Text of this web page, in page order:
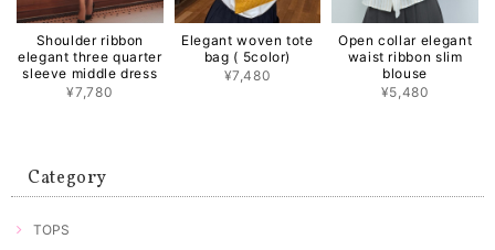
Shoulder ribbon
elegant three quarter
sleeve middle dress
¥7,780
Elegant woven tote
bag ( 5color)
¥7,480
Open collar elegant
waist ribbon slim
blouse
¥5,480
Category
TOPS